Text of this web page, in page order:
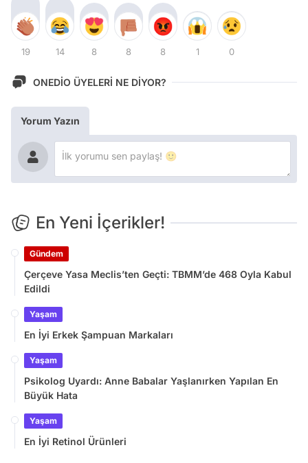
19 14 8 8 8 1 0
ONEDİO ÜYELERİ NE DİYOR?
Yorum Yazın
En Yeni İçerikler!
Gündem
Çerçeve Yasa Meclis’ten Geçti: TBMM’de 468 Oyla Kabul
Edildi
Yaşam
En İyi Erkek Şampuan Markaları
Yaşam
Psikolog Uyardı: Anne Babalar Yaşlanırken Yapılan En
Büyük Hata
Yaşam
En İyi Retinol Ürünleri